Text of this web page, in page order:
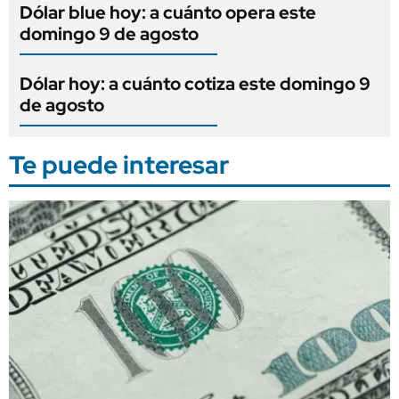
Dólar blue hoy: a cuánto opera este
domingo 9 de agosto
Dólar hoy: a cuánto cotiza este domingo 9
de agosto
Te puede interesar